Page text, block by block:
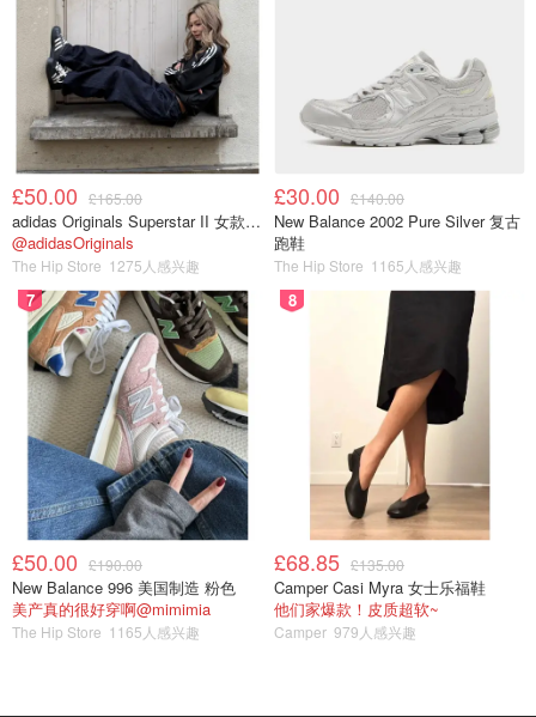
La Roche-Posay 理肤泉
这款也是我♾️无限回购的好物，
非常适合敏感肌的大人和孩子，脸部、手部和身体都可以，
特别是针对eczema，是我用过的最有效果的非处方产品💯
👍，详细晒货请看：
亲测有效-成人eczema护理
咪咪猫仔 888
过敏大作战之皮肤用品
£50.00 £165.00
adidas Originals Superstar II 女款串珠休闲鞋 黑色
@adidasOriginals
The Hip Store 1275人感兴趣
£30.00 £140.00
New Balance 2002 Pure Silver 复古
跑鞋
The Hip Store 1165人感兴趣
7
£50.00 £190.00
New Balance 996 美国制造 粉色
美产真的很好穿啊@mimimia
The Hip Store 1165人感兴趣
8
£68.85 £135.00
Camper Casi Myra 女士乐福鞋
他们家爆款！皮质超软~
Camper 979人感兴趣